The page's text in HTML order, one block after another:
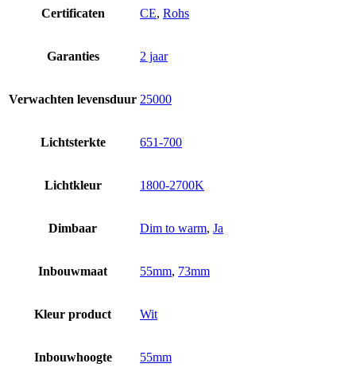
Certificaten CE, Rohs
Garanties 2 jaar
Verwachten levensduur 25000
Lichtsterkte 651-700
Lichtkleur 1800-2700K
Dimbaar Dim to warm, Ja
Inbouwmaat 55mm, 73mm
Kleur product Wit
Inbouwhoogte 55mm